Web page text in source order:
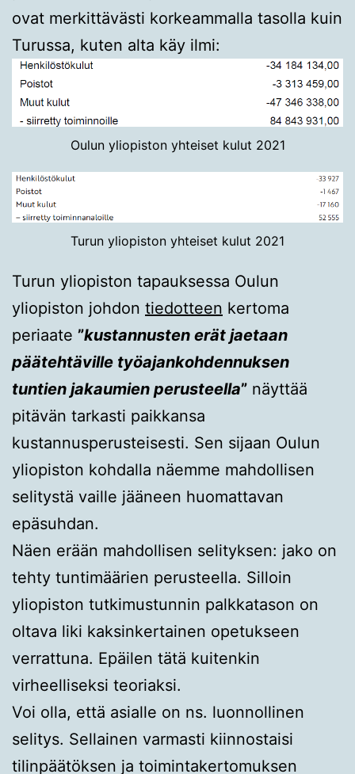
ovat merkittävästi korkeammalla tasolla kuin
Turussa, kuten alta käy ilmi:
Oulun yliopiston yhteiset kulut 2021
Turun yliopiston yhteiset kulut 2021
Turun yliopiston tapauksessa Oulun
yliopiston johdon tiedotteen kertoma
periaate ”kustannusten erät jaetaan
päätehtäville työajankohdennuksen
tuntien jakaumien perusteella” näyttää
pitävän tarkasti paikkansa
kustannusperusteisesti. Sen sijaan Oulun
yliopiston kohdalla näemme mahdollisen
selitystä vaille jääneen huomattavan
epäsuhdan.
Näen erään mahdollisen selityksen: jako on
tehty tuntimäärien perusteella. Silloin
yliopiston tutkimustunnin palkkatason on
oltava liki kaksinkertainen opetukseen
verrattuna. Epäilen tätä kuitenkin
virheelliseksi teoriaksi.
Voi olla, että asialle on ns. luonnollinen
selitys. Sellainen varmasti kiinnostaisi
tilinpäätöksen ja toimintakertomuksen